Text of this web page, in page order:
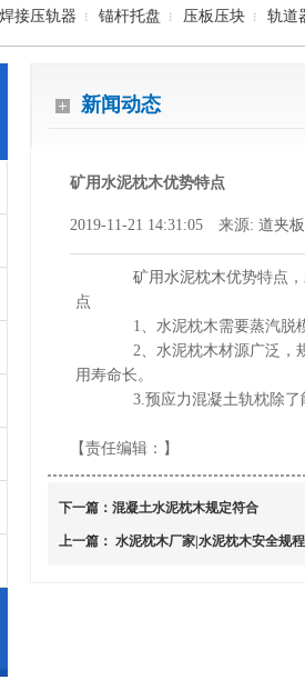
焊接压轨器 锚杆托盘 压板压块 轨道
新闻动态
矿用水泥枕木优势特点
2019-11-21 14:31:05 来源:道夹
矿用水泥枕木优势特点
点
1、水泥枕木需要蒸汽脱模
2、水泥枕木材源广泛，规
用寿命长。
3.预应力混凝土轨枕除了能
【责任编辑： 】
下一篇： 混凝土水泥枕木规定符合
上一篇： 水泥枕木厂家|水泥枕木安全规程